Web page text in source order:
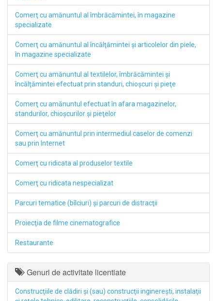
Comerţ cu amănuntul al îmbrăcămintei, în magazine
specializate
Comerţ cu amănuntul al încălţămintei şi articolelor din piele,
în magazine specializate
Comerţ cu amănuntul al textilelor, îmbrăcămintei şi
încălţămintei efectuat prin standuri, chioşcuri şi pieţe
Comerţ cu amănuntul efectuat în afara magazinelor,
standurilor, chioşcurilor şi pieţelor
Comerţ cu amănuntul prin intermediul caselor de comenzi
sau prin Internet
Comerţ cu ridicata al produselor textile
Comerţ cu ridicata nespecializat
Parcuri tematice (bîlciuri) şi parcuri de distracţii
Proiecţia de filme cinematografice
Restaurante
Genuri de activitate licentiate
Construcţiile de clădiri şi (sau) construcţii inginereşti, instalaţii